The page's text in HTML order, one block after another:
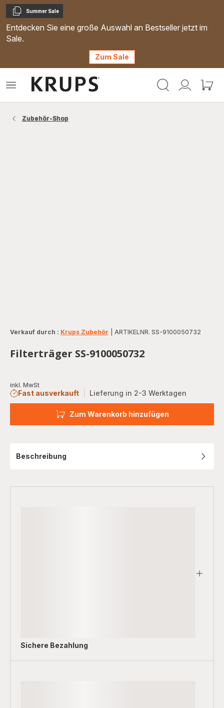
Kopieren
Summer Sale
Entdecken Sie eine große Auswahl an Bestseller jetzt im
Sale.
Zum Sale
Mein
Mein
Das
Zubehör-Shop
Verkauf durch : Krups Zubehör ARTIKELNR. SS-9100050732
Filterträger SS-9100050732
inkl. MwSt
Fast ausverkauft Lieferung in 2-3 Werktagen
Zum Warenkorb hinzufügen
Beschreibung
Sichere Bezahlung